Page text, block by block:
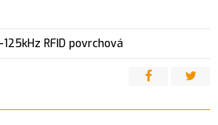
125kHz RFID povrchová